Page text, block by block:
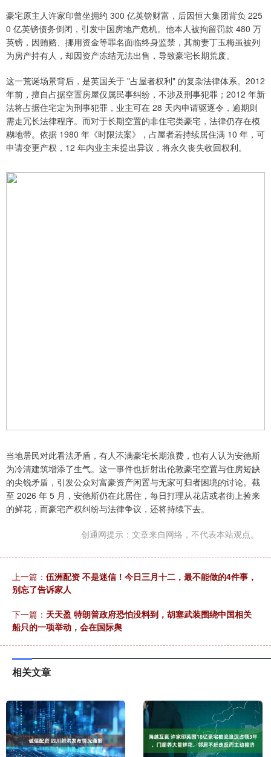
豪宅原主人许家印曾坐拥约 300 亿英镑财富，后因恒大集团背负 225
0 亿英镑债务倒闭，引发中国房地产危机。他本人被拘留罚款 480 万
英镑，因贿赂、挪用资金等罪名面临终身监禁，其前妻丁玉梅虽被列
为房产持有人，却因资产冻结无法出售，导致豪宅长期荒废。
这一荒诞场景背后，是英国关于 "占屋者权利" 的复杂法律体系。2012
年前，擅自占据空置房屋仅属民事纠纷，不涉及刑事犯罪；2012 年新
法将占据住宅定为刑事犯罪，业主可在 28 天内申请驱逐令，逾期则
需走冗长法律程序。而对于长期空置的非住宅类豪宅，法律仍存在模
糊地带。依据 1980 年《时限法案》，占屋者若持续居住满 10 年，可
申请变更产权，12 年内业主未提出异议，将永久丧失收回权利。
当地居民对此看法矛盾，有人不满豪宅长期浪费，也有人认为安德斯
为冷清建筑增添了生气。这一事件也折射出伦敦豪宅空置与住房短缺
的尖锐矛盾，引发公众对富豪资产闲置与无家可归者困境的讨论。截
至 2026 年 5 月，安德斯仍在此居住，每日打理从花店或者街上捡来
的鲜花，而豪宅产权纠纷与法律争议，还将持续下去。
创通网提示：文章来自网络，不代表本站观点。
上一篇： 伍洲配资 不是迷信！今日三月十二，最不能做的4件事，
别忘了告诉家人
下一篇： 天天盈 特朗普政府恐怕没料到，胡塞武装围绕中国相关
船只的一项举动，会在国际舆
相关文章